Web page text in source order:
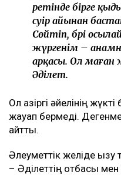
ретінде бірге
сәуір айынан
Сөйтіп, бәрі
жүргенім –
арқасы. Ол маған
Әділет.
Ол қазіргі әйелінің
жауап бермеді.
айтты.
Әлеуметтік желіде қызу
– Әділеттің отбасы